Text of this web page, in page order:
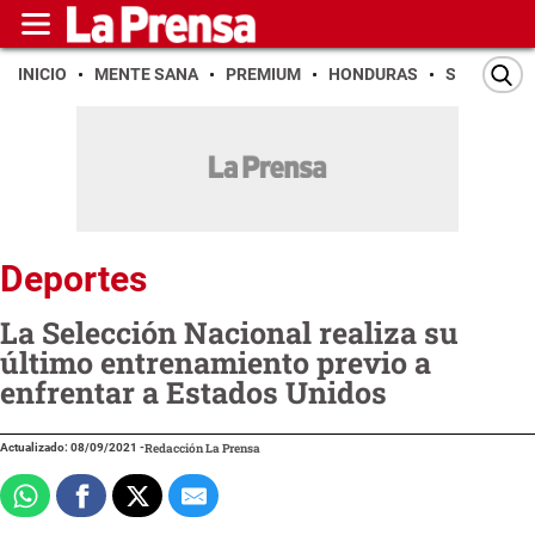
INICIO MENTE SANA PREMIUM HONDURAS SAN PEDRO
Deportes
La Selección Nacional realiza su
último entrenamiento previo a
enfrentar a Estados Unidos
Actualizado: 08/09/2021 -Redacción La Prensa